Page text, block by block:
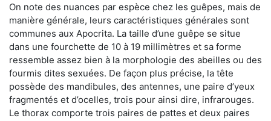
On note des nuances par espèce chez les guêpes, mais de
manière générale, leurs caractéristiques générales sont
communes aux Apocrita. La taille d’une guêpe se situe
dans une fourchette de 10 à 19 millimètres et sa forme
ressemble assez bien à la morphologie des abeilles ou des
fourmis dites sexuées. De façon plus précise, la tête
possède des mandibules, des antennes, une paire d’yeux
fragmentés et d’ocelles, trois pour ainsi dire, infrarouges.
Le thorax comporte trois paires de pattes et deux paires